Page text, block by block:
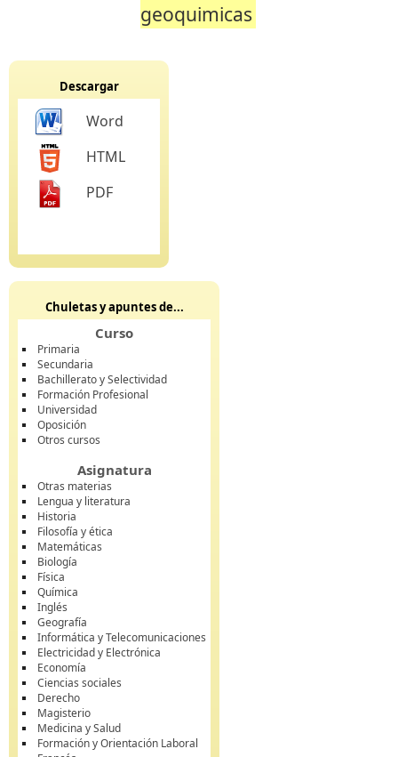
geoquimicas
Descargar
Word
HTML
PDF
Chuletas y apuntes de...
Curso
Primaria
Secundaria
Bachillerato y Selectividad
Formación Profesional
Universidad
Oposición
Otros cursos
Asignatura
Otras materias
Lengua y literatura
Historia
Filosofía y ética
Matemáticas
Biología
Física
Química
Inglés
Geografía
Informática y Telecomunicaciones
Electricidad y Electrónica
Economía
Ciencias sociales
Derecho
Magisterio
Medicina y Salud
Formación y Orientación Laboral